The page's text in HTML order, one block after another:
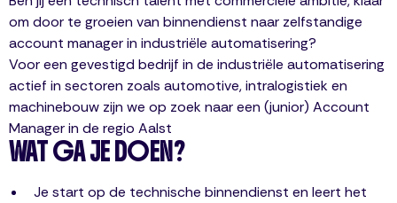
om door te groeien van binnendienst naar zelfstandige
account manager in industriële automatisering?
Voor een gevestigd bedrijf in de industriële automatisering
actief in sectoren zoals automotive, intralogistiek en
machinebouw zijn we op zoek naar een (junior) Account
Manager in de regio Aalst
WAT GA JE DOEN?
Je start op de technische binnendienst en leert het